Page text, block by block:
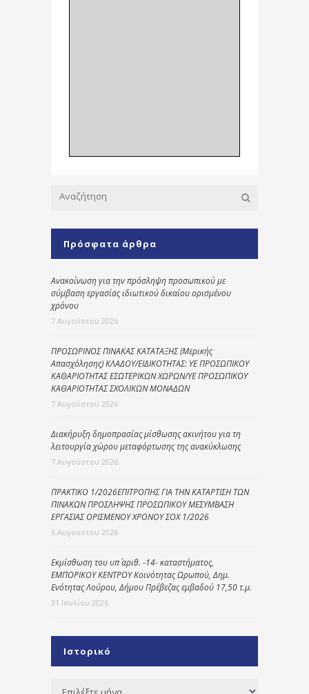
Πρόσφατα άρθρα
Ανακοίνωση για την πρόσληψη προσωπικού με
σύμβαση εργασίας ιδιωτικού δικαίου ορισμένου
χρόνου
7 Αυγούστου 2026
ΠΡΟΣΩΡΙΝΟΣ ΠΙΝΑΚΑΣ ΚΑΤΑΤΑΞΗΣ (Μερικής
Απασχόλησης) ΚΛΑΔΟΥ/ΕΙΔΙΚΟΤΗΤΑΣ: ΥΕ ΠΡΟΣΩΠΙΚΟΥ
ΚΑΘΑΡΙΟΤΗΤΑΣ ΕΣΩΤΕΡΙΚΩΝ ΧΩΡΩΝ/ΥΕ ΠΡΟΣΩΠΙΚΟΥ
ΚΑΘΑΡΙΟΤΗΤΑΣ ΣΧΟΛΙΚΩΝ ΜΟΝΑΔΩΝ
7 Αυγούστου 2026
Διακήρυξη δημοπρασίας μίσθωσης ακινήτου για τη
λειτουργία χώρου μεταφόρτωσης της ανακύκλωσης
7 Αυγούστου 2026
ΠΡΑΚΤΙΚΟ 1/2026ΕΠΙΤΡΟΠΗΣ ΓΙΑ ΤΗΝ ΚΑΤΑΡΤΙΣΗ ΤΩΝ
ΠΙΝΑΚΩΝ ΠΡΟΣΛΗΨΗΣ ΠΡΟΣΩΠΙΚΟΥ ΜΕΣΥΜΒΑΣΗ
ΕΡΓΑΣΙΑΣ ΟΡΙΣΜΕΝΟΥ ΧΡΟΝΟΥ ΣΟΧ 1/2026
6 Αυγούστου 2026
Εκμίσθωση του υπ΄ αριθ. -14- καταστήματος,
ΕΜΠΟΡΙΚΟΥ ΚΕΝΤΡΟΥ Κοινότητας Ωρωπού, Δημ.
Ενότητας Λούρου, Δήμου Πρέβεζας εμβαδού 17,50 τ.μ.
31 Ιουλίου 2026
Ιστορικό
Ιστορικό